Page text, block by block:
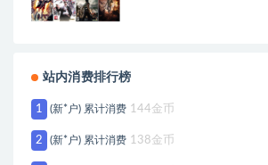
站内消费排行榜
1 (新*户) 累计消费 144金币
2 (新*户) 累计消费 138金币